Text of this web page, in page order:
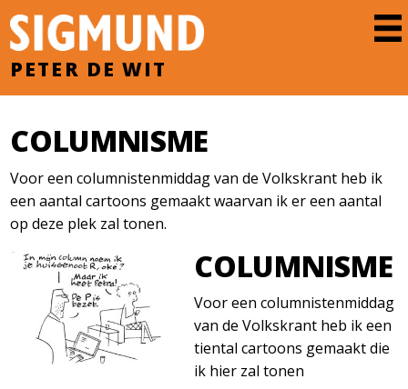
PETER DE WIT
COLUMNISME
Voor een columnistenmiddag van de Volkskrant heb ik
een aantal cartoons gemaakt waarvan ik er een aantal
op deze plek zal tonen.
COLUMNISME
Voor een columnistenmiddag
van de Volkskrant heb ik een
tiental cartoons gemaakt die
ik hier zal tonen